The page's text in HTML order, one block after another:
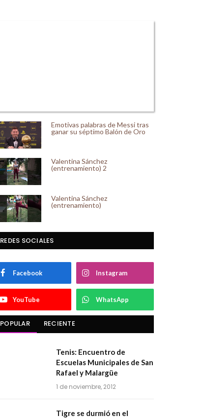
Emotivas palabras de Messi tras
ganar su séptimo Balón de Oro
Valentina Sánchez
(entrenamiento) 2
Valentina Sánchez
(entrenamiento)
REDES SOCIALES
Facebook Instagram
YouTube WhatsApp
POPULAR RECIENTE
Tenis: Encuentro de
Escuelas Municipales de San
Rafael y Malargüe
1 de noviembre, 2012
Tigre se durmió en el